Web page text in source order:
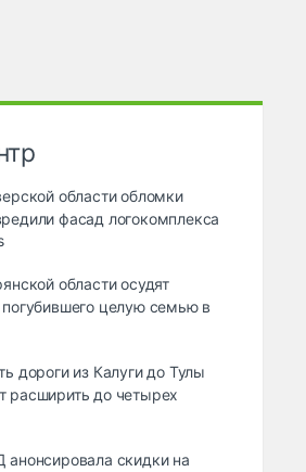
области обломки
фасад логокомплекса
области осудят
погубившего целую семью в
дороги из Калуги до Тулы
расширить до четырех
скидки на